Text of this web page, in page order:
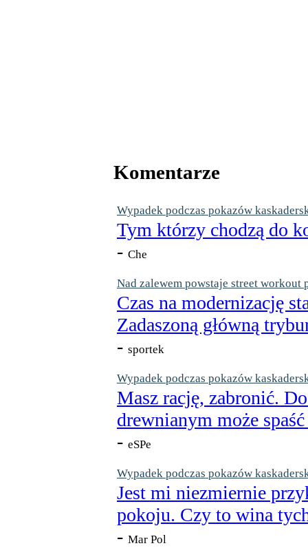
Komentarze
Wypadek podczas pokazów
Tym którzy chodzą do
- Che
Nad zalewem powstaje street workout
Czas na modernizację
Zadaszoną główną
- sportek
Wypadek podczas pokazów
Masz rację, zabronić.
drewnianym może
- eSPe
Wypadek podczas pokazów
Jest mi niezmiernie
pokoju. Czy to wina
- Mar Pol